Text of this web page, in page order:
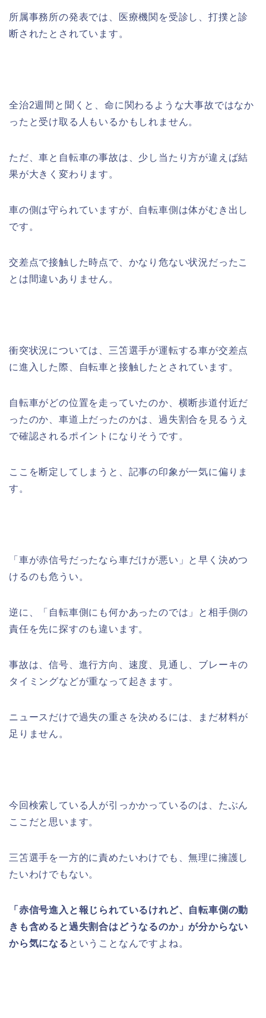
所属事務所の発表では、医療機関を受診し、打撲と診
断されたとされています。
全治2週間と聞くと、命に関わるような大事故ではなか
ったと受け取る人もいるかもしれません。
ただ、車と自転車の事故は、少し当たり方が違えば結
果が大きく変わります。
車の側は守られていますが、自転車側は体がむき出し
です。
交差点で接触した時点で、かなり危ない状況だったこ
とは間違いありません。
衝突状況については、三笘選手が運転する車が交差点
に進入した際、自転車と接触したとされています。
自転車がどの位置を走っていたのか、横断歩道付近だ
ったのか、車道上だったのかは、過失割合を見るうえ
で確認されるポイントになりそうです。
ここを断定してしまうと、記事の印象が一気に偏りま
す。
「車が赤信号だったなら車だけが悪い」と早く決めつ
けるのも危うい。
逆に、「自転車側にも何かあったのでは」と相手側の
責任を先に探すのも違います。
事故は、信号、進行方向、速度、見通し、ブレーキの
タイミングなどが重なって起きます。
ニュースだけで過失の重さを決めるには、まだ材料が
足りません。
今回検索している人が引っかかっているのは、たぶん
ここだと思います。
三笘選手を一方的に責めたいわけでも、無理に擁護し
たいわけでもない。
「赤信号進入と報じられているけれど、自転車側の動
きも含めると過失割合はどうなるのか」が分からない
から気になる ということなんですよね。